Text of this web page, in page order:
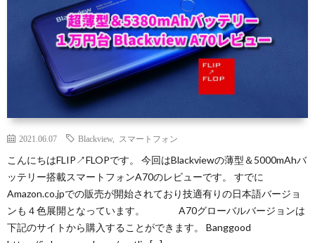
2021.06.07 Blackview, スマートフォン
こんにちはFLIP↗FLOPです。 今回はBlackviewの薄型＆5000mAhバ
ッテリー搭載スマートフォンA70のレビューです。 すでに
Amazon.co.jpでの販売が開始されており技適有りの日本語バージョ
ンも４色展開となっています。 A70グローバルバージョンは
下記のサイトから購入することができます。 Banggood